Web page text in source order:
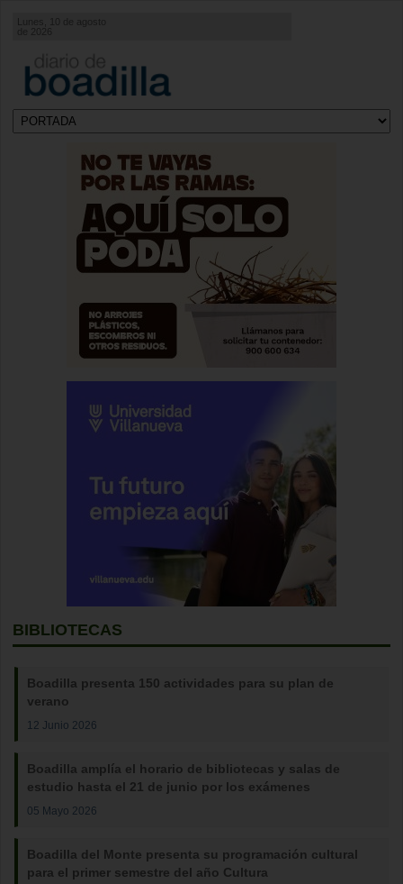
Lunes, 10 de agosto
BIBLIOTECAS
Boadilla presenta 150 actividades para su plan de
verano
12 Junio 2026
Boadilla amplía el horario de bibliotecas y salas de
estudio hasta el 21 de junio por los exámenes
05 Mayo 2026
Boadilla del Monte presenta su programación cultural
para el primer semestre del año Cultura